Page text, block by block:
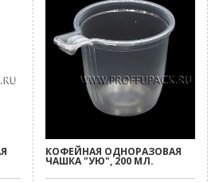
КОФЕЙНАЯ ОДНОРАЗОВАЯ
ЧАШКА "УЮ", 200 МЛ.